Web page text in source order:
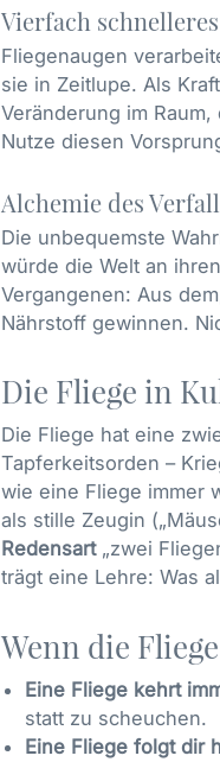
Vierfach
Fliegenaugen
sie in Zeitlupe. Als
Veränderung im
Nutze diesen
Alchemie des
Die unbequemste
würde die Welt an
Vergangenen: Aus
Nährstoff gewinnen.
Die Fliege in
Die Fliege hat eine
Tapferkeitsorden –
wie eine Fliege immer
als stille Zeugin
Redensart„zwei
trägt eine Lehre: Was
Wenn die
Eine Fliege kehrt
statt zu scheuchen.
Eine Fliege folgt dir